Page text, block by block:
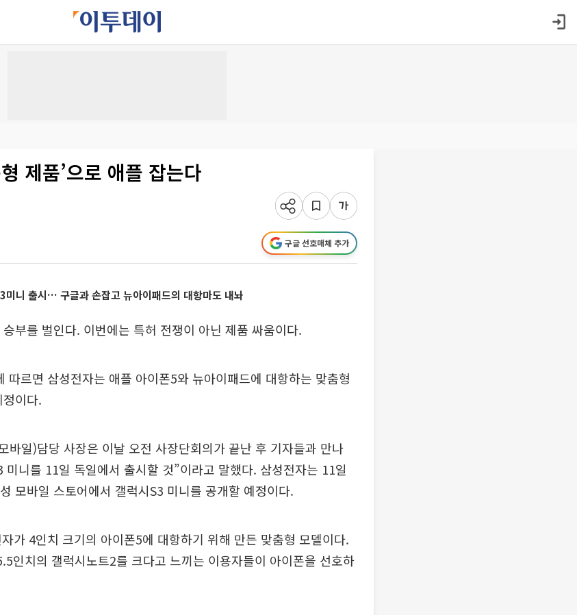
제품’으로 애플 잡는다
구글 선호매체 추가
미니 출시… 구글과 손잡고 뉴아이패드의 대항마도 내놔
부를 벌인다. 이번에는 특허 전쟁이 아닌 제품 싸움이다.
따르면 삼성전자는 애플 아이폰5와 뉴아이패드에 대항하는 맞춤형
이다.
바일)담당 사장은 이날 오전 사장단회의가 끝난 후 기자들과 만나
미니를 11일 독일에서 출시할 것”이라고 말했다. 삼성전자는 11일
모바일 스토어에서 갤럭시S3 미니를 공개할 예정이다.
가 4인치 크기의 아이폰5에 대항하기 위해 만든 맞춤형 모델이다.
인치의 갤럭시노트2를 크다고 느끼는 이용자들이 아이폰을 선호하